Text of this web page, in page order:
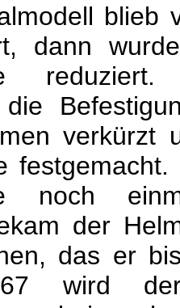
blieb
dann
verkürzt
noch
der
das er
wird der